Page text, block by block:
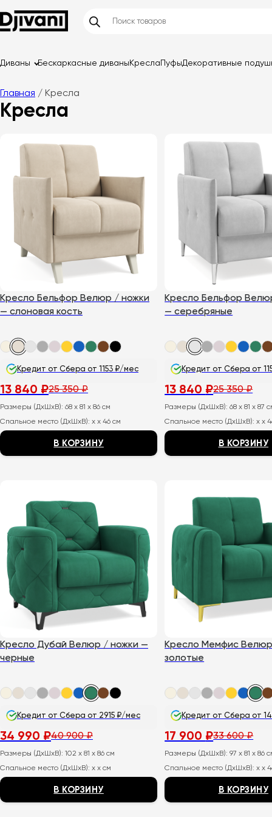
Диваны Бескаркасные диваныКреслаПуфыДекоративные
Главная / Кресла
Кресла
Кресло Бельфор Велюр / ножки
— слоновая кость
Кредит от Сбера от 1153 ₽/мес
25 350₽
Первоначальная
составляла
350
₽.
13 840 ₽
Текущая
13
₽.
Размеры (ДхШхВ): 68 x 81 x 86 см
Спальное место (ДхШхВ): x x 46 см
В КОРЗИНУ
несколько
вариаций.
Опции
можно
выбрать
на
странице
товара.
Кресло Бельфор
— серебряные
Кредит от Сбера от
25 350₽
Первоначальная
составляла
350
₽.
13 840 ₽
Текущая
13
₽.
Размеры (ДхШхВ):68 x 81 x 87
Спальное место (ДхШхВ):x x
В КОРЗИНУ
несколько
вариаций.
Опции
можно
выбрать
на
странице
Кресло Дубай Велюр / ножки —
черные
Кредит от Сбера от 2915 ₽/мес
40 900₽
Первоначальная
составляла
900
₽.
34 990 ₽
Текущая
34
₽.
Размеры (ДхШхВ): 102 x 81 x 86 см
Спальное место (ДхШхВ): x x см
В КОРЗИНУ
Кресло Мемфис
золотые
Кредит от Сбера от
33 600₽
Первоначальная
составляла
600
₽.
17 900 ₽
Текущая
17
₽.
Размеры (ДхШхВ):97 x 81 x 86
Спальное место (ДхШхВ):x x
В КОРЗИНУ